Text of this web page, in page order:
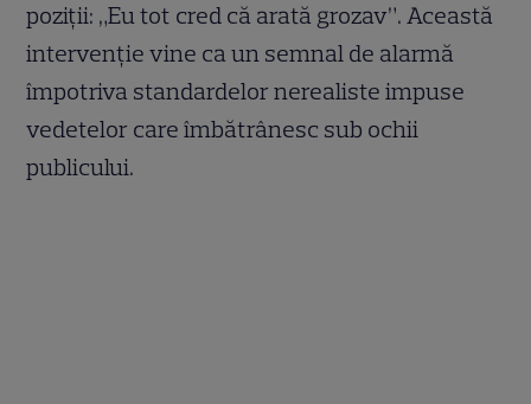
poziții: „Eu tot cred că arată grozav”. Această
intervenție vine ca un semnal de alarmă
împotriva standardelor nerealiste impuse
vedetelor care îmbătrânesc sub ochii
publicului.